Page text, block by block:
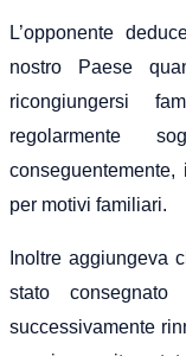
L’opponente
nostro Paese
ricongiungersi
regolarmente
per motivi familiari.
Inoltre aggiungeva
stato
successivamente